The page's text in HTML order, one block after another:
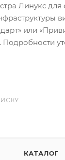
Линукс для
или
Подробности
КАТАЛОГ